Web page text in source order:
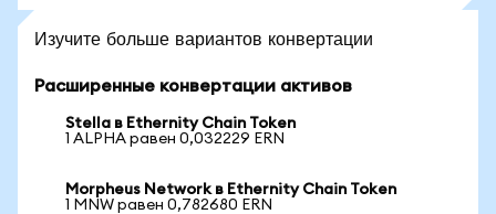
Изучите больше вариантов конвертации
Расширенные конвертации активов
Stella в Ethernity Chain Token
1 ALPHA равен 0,032229 ERN
Morpheus Network в Ethernity Chain Token
1 MNW равен 0,782680 ERN